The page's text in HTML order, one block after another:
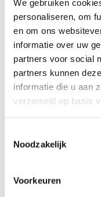
We gebruiken
personaliseren, om
en om ons
informatie over uw
partners voor social
partners kunnen
informatie die u aan
verzameld op basis
Noodzakelijk
Voorkeuren
17.99